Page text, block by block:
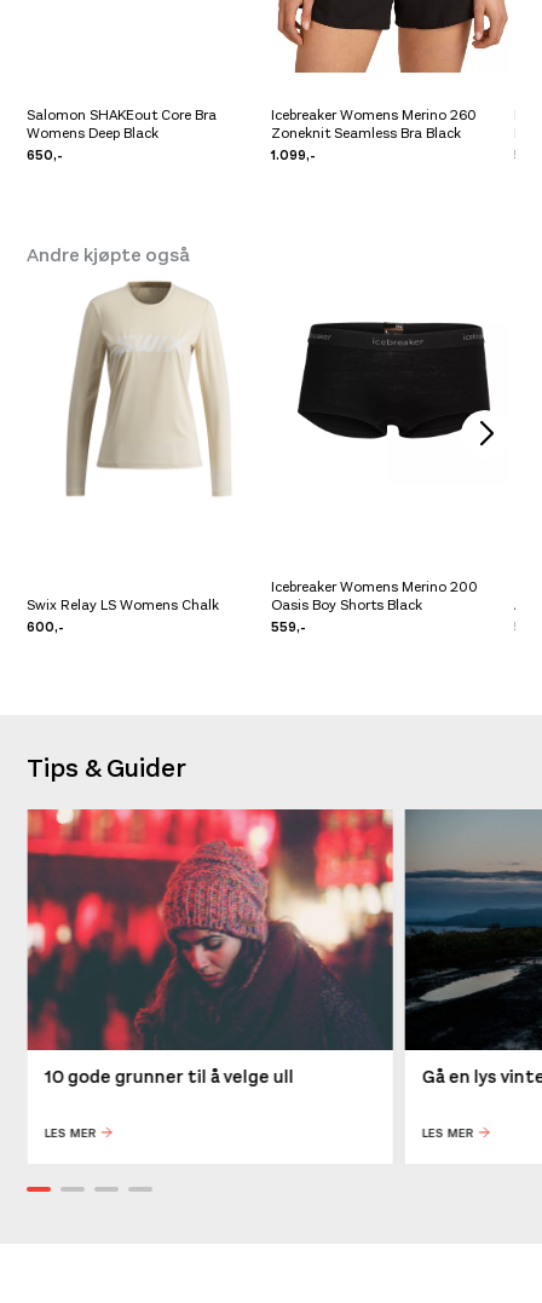
På lager
Størrelse: L L Få igjen på lager
Salomon SHAKEout Core Bra
Womens Deep Black
650,-
Icebreaker Womens Merino 260
Zoneknit Seamless Bra Black
1.099,-
Bra
Andre kjøpte også
Swix Relay LS Womens Chalk
600,-
Icebreaker Womens Merino 200
Oasis Boy Shorts Black
559,-
Tips & Guider
10 gode grunner til å velge ull
LES MER
Gå en lys
LES MER